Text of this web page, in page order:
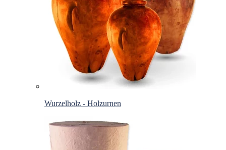
Wurzelholz - Holzurnen